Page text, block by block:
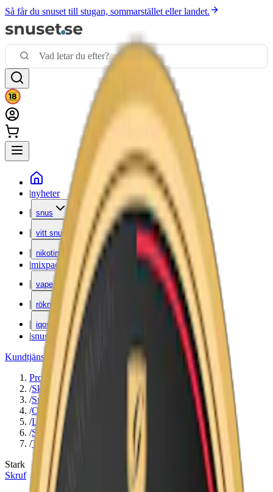
Så får du snuset till stugan, sommarstället eller landet.
|nyheter
| snus
| vitt snus
| nikotinfritt
|mixpack
| vape
| rökning
| iqos
|snuskuriren
Kundtjänst
Varumärken
Produkter
/Skruf
/Snus
/Original Portion
/Large
/Stark
/Traditionell
Stark
Skruf